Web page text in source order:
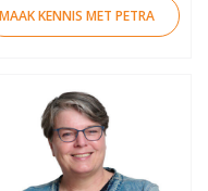
MAAK KENNIS MET PETRA